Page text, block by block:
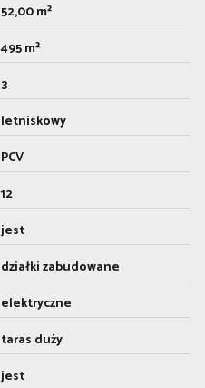
52,00 m²
495 m²
3
letniskowy
PCV
12
jest
działki zabudowane
elektryczne
taras duży
jest